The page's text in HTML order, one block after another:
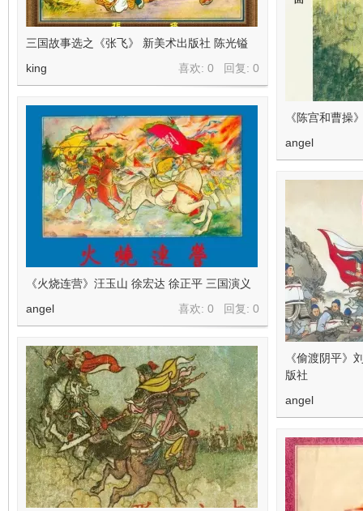
三国故事选之《张飞》 新美术出版社 陈光镒
喜欢: 0 回复: 0
king
《陈宫和曹操
angel
《火烧连营》汪玉山 徐宏达 徐正平 三国演义
喜欢: 0 回复: 0
angel
《偷渡阴平》
版社
angel